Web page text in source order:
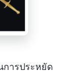
ารประหยัด